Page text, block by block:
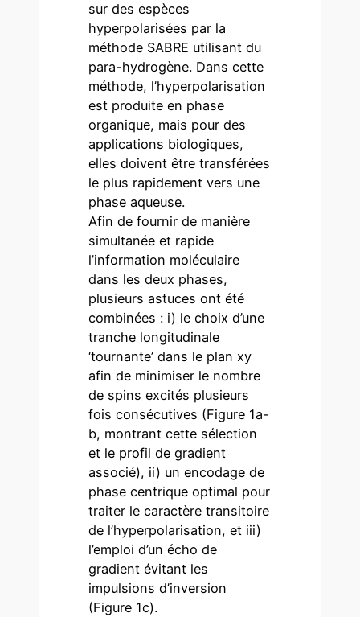
sur des espèces
hyperpolarisées par la
méthode SABRE utilisant du
para-hydrogène. Dans cette
méthode, l’hyperpolarisation
est produite en phase
organique, mais pour des
applications biologiques,
elles doivent être transférées
le plus rapidement vers une
phase aqueuse.
Afin de fournir de manière
simultanée et rapide
l’information moléculaire
dans les deux phases,
plusieurs astuces ont été
combinées : i) le choix d’une
tranche longitudinale
‘tournante’ dans le plan xy
afin de minimiser le nombre
de spins excités plusieurs
fois consécutives (Figure 1a-
b, montrant cette sélection
et le profil de gradient
associé), ii) un encodage de
phase centrique optimal pour
traiter le caractère transitoire
de l’hyperpolarisation, et iii)
l’emploi d’un écho de
gradient évitant les
impulsions d’inversion
(Figure 1c).